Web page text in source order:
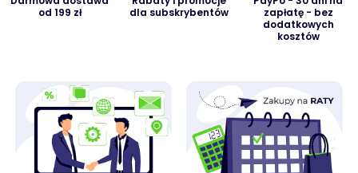
od 199 zł
dla subskrybentów
zapłatę - bez
dodatkowych
kosztów